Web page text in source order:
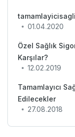
01.04.2020
Özel Sağlık
Karşılar?
12.02.2019
Tamamlayıcı
Edilecekler
27.08.2018